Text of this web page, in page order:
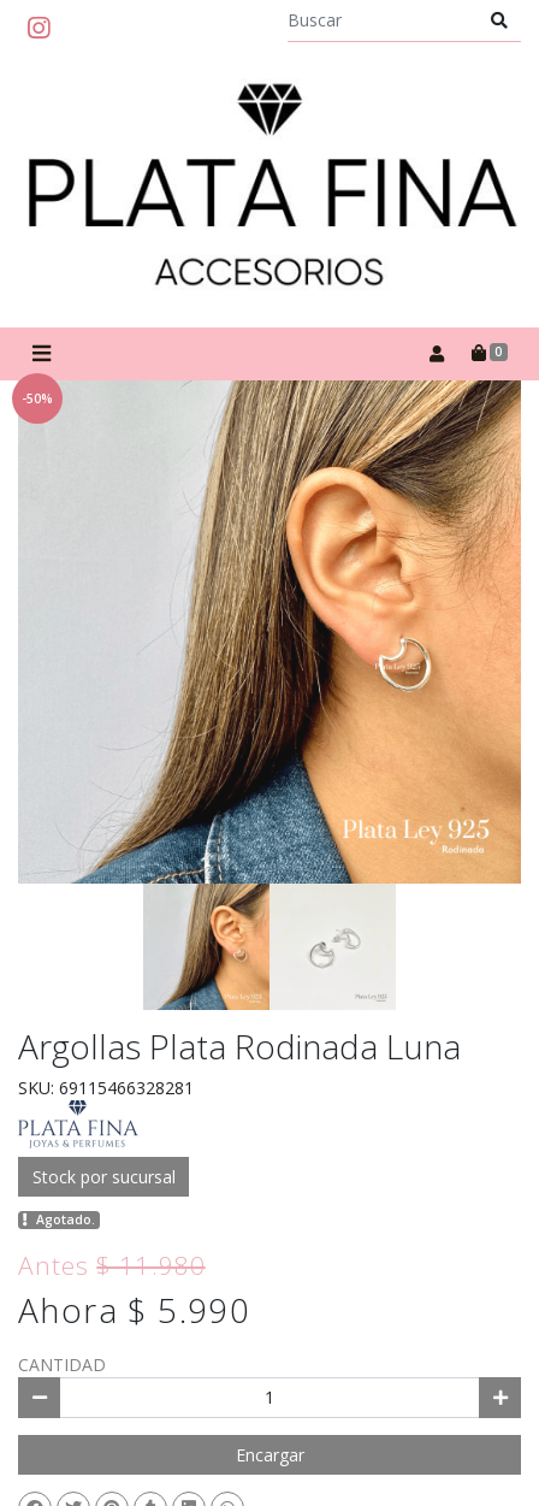
0
-50%
Argollas Plata Rodinada Luna
SKU: 69115466328281
Stock por sucursal
Agotado.
Antes$ 11.980
Ahora $ 5.990
CANTIDAD
Encargar